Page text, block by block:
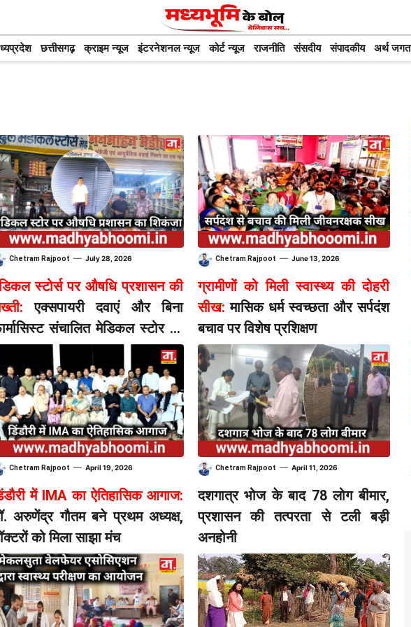
छत्तीसगढ़़ क्राइम न्यूज इंटरनेशनल न्यूज कोर्ट न्यूज राजनीति संसदीय संपादकीय अर्थ जगत
Chetram Rajpoot — July 28, 2026
स्टोर्स पर औषधि प्रशासन की
एक्सपायरी दवाएं और बिना
संचालित मेडिकल स्टोर पर
प्रशासन का शिकंजा
Chetram Rajpoot — June 13, 2026
ग्रामीणों को मिली स्वास्थ्य की दोहरी
सीख: मासिक धर्म स्वच्छता और सर्पदंश
बचाव पर विशेष प्रशिक्षण
Chetram Rajpoot — April 19, 2026
में IMA का ऐतिहासिक आगाज:
अरुणेंद्र गौतम बने प्रथम अध्यक्ष,
को मिला साझा मंच
Chetram Rajpoot — April 11, 2026
दशगात्र भोज के बाद 78 लोग बीमार,
प्रशासन की तत्परता से टली बड़ी
अनहोनी